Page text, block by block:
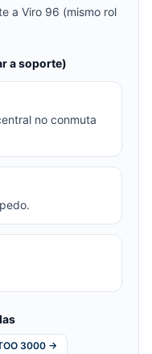
a Viro 96 (mismo rol
a soporte)
no conmuta
3000 →